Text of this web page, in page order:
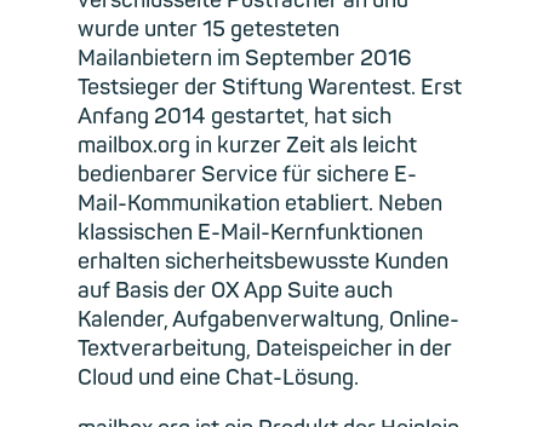
wurde unter 15 getesteten
Mailanbietern im September 2016
Testsieger der Stiftung Warentest. Erst
Anfang 2014 gestartet, hat sich
mailbox.org in kurzer Zeit als leicht
bedienbarer Service für sichere E-
Mail-Kommunikation etabliert. Neben
klassischen E-Mail-Kernfunktionen
erhalten sicherheitsbewusste Kunden
auf Basis der OX App Suite auch
Kalender, Aufgabenverwaltung, Online-
Textverarbeitung, Dateispeicher in der
Cloud und eine Chat-Lösung.